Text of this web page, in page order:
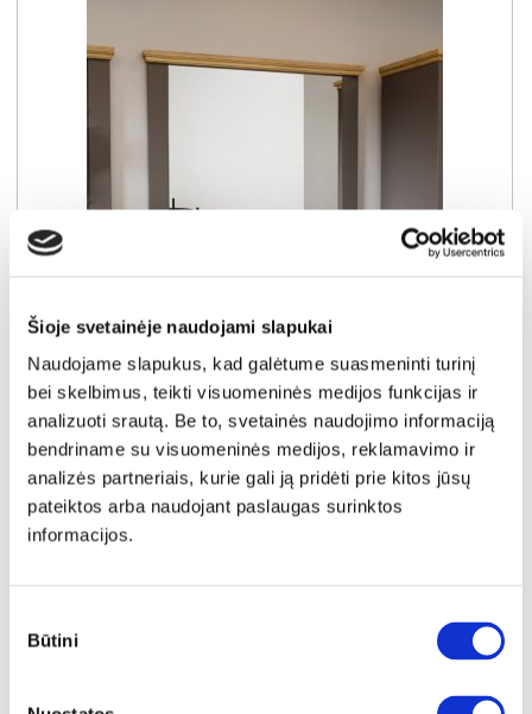
Šioje svetainėje naudojami slapukai
Naudojame slapukus, kad galėtume suasmeninti turinį
bei skelbimus, teikti visuomeninės medijos funkcijas ir
analizuoti srautą. Be to, svetainės naudojimo informaciją
bendriname su visuomeninės medijos, reklamavimo ir
analizės partneriais, kurie gali ją pridėti prie kitos jūsų
pateiktos arba naudojant paslaugas surinktos
informacijos.
pasirinkimas
Būtini
YRA SANDĖLYJE
PONTYPOOL PNTD05-Q246 veidrodis
Išmatavimai: A:87cm P:99cmG:11cm
64€